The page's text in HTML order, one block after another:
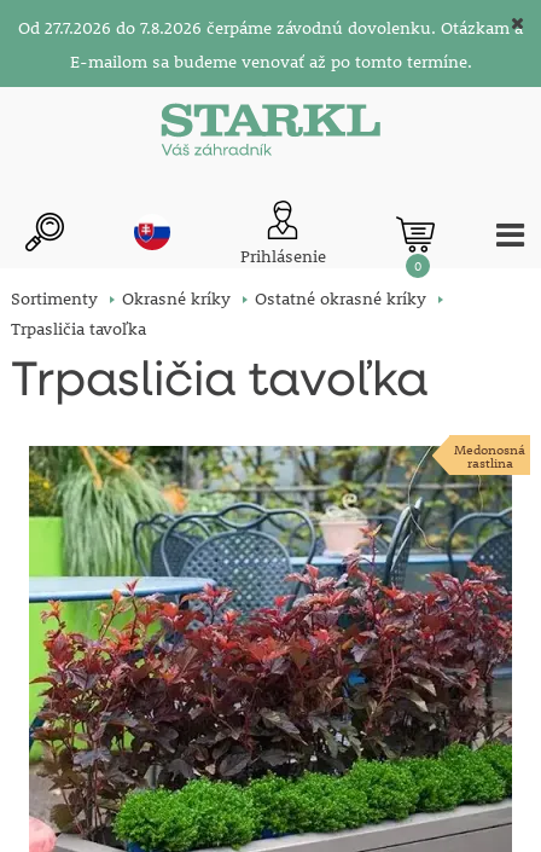
Od 27.7.2026 do 7.8.2026 čerpáme závodnú dovolenku. Otázkam a
E-mailom sa budeme venovať až po tomto termíne.
Prihlásenie 0
Sortimenty Okrasné kríky
Ostatné okrasné kríky
Trpasličia tavoľka
Trpasličia tavoľka
Medonosná
rastlina